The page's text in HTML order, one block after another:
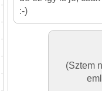
:-)
(Sztem